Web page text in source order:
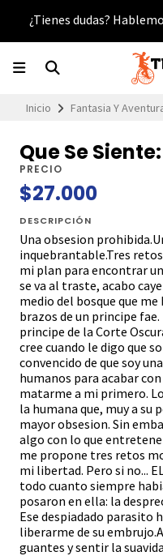
¿Tienes dudas?
Inicio Fantasia Y
Que Se
PRECIO
$27.000
DESCRIPCIÓN
Una obsesion
inquebrantable.Tres
mi plan para encontrar
se va al traste, acabo
medio del bosque que
brazos de un principe
principe de la Corte
cree cuando le digo que
convencido de que soy
humanos para acabar
matarme a mi primero.
la humana que, muy a su
mayor obsesion. Sin
algo con lo que
me propone tres retos
mi libertad. Pero si no...
todo cuanto siempre
posaron en ella: la
Ese despiadado parasito
liberarme de su
guantes y sentir la